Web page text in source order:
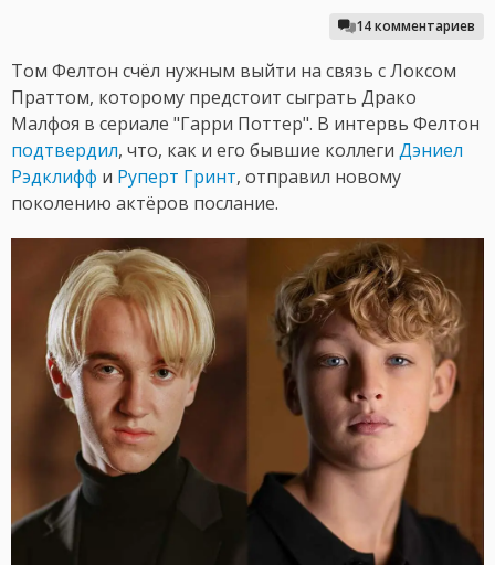
14 комментариев
Том Фелтон счёл нужным выйти на связь с Локсом
Праттом, которому предстоит сыграть Драко
Малфоя в сериале "Гарри Поттер". В интервь Фелтон
подтвердил, что, как и его бывшие коллеги Дэниел
Рэдклифф и Руперт Гринт, отправил новому
поколению актёров послание.